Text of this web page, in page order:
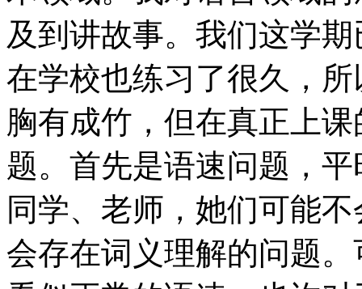
及到讲故事。我们这学
在学校也练习了很久，
胸有成竹，但在真正上
题。首先是语速问题，
同学、老师，她们可能
会存在词义理解的问题